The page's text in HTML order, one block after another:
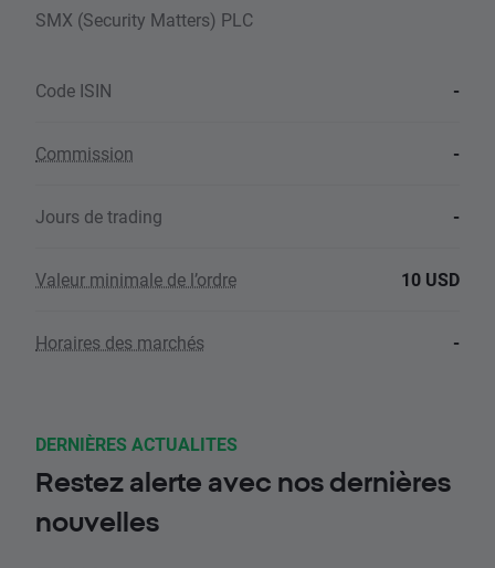
SMX (Security Matters) PLC
Code ISIN -
Commission -
Jours de trading -
Valeur minimale de l’ordre 10 USD
Horaires des marchés -
DERNIÈRES ACTUALITES
Restez alerte avec nos dernières
nouvelles